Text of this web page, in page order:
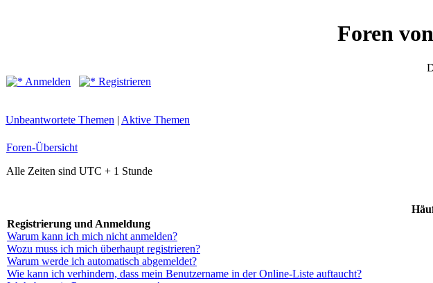
Foren
Anmelden
Registrieren
Unbeantwortete Themen | Aktive Themen
Foren-Übersicht
Alle Zeiten sind UTC + 1 Stunde
Registrierung und Anmeldung
Warum kann ich mich nicht anmelden?
Wozu muss ich mich überhaupt registrieren?
Warum werde ich automatisch abgemeldet?
Wie kann ich verhindern, dass mein Benutzername in der Online-Liste auftaucht?